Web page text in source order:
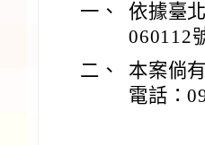
一、
依據臺
060112
二、
本案倘
電話：